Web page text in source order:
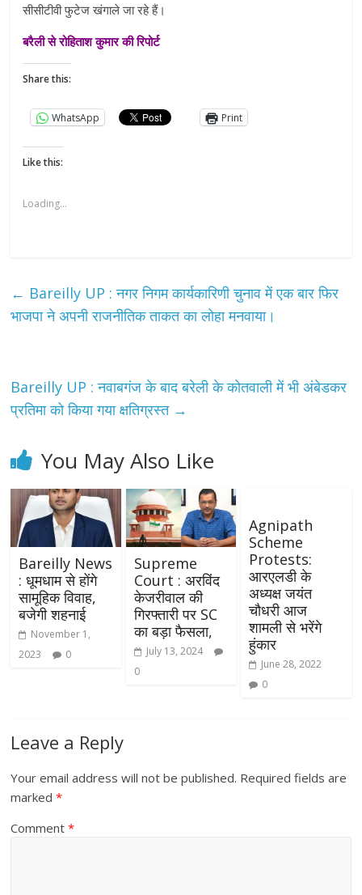
सीसीटीवी फुटेज खंगाले जा रहे हैं।
बरैली से रोहिताश कुमार की रिपोर्ट
Share this:
WhatsApp Print
Like this:
Loading...
← Bareilly UP : नगर निगम कार्यकारिणी चुनाव में एक बार फिर
भाजपा ने अपनी राजनीतिक ताकत का लोहा मनवाया।
Bareilly UP : नवाबगंज के बाद बरेली के कोतवाली में भी अंबेडकर
प्रतिमा को किया गया क्षतिग्रस्त →
You May Also Like
Bareilly News
: धूमधाम से होंगे
सामूहिक विवाह,
बजेगी शहनाई
November 1,
2023
0
Supreme
Court : अरविंद
केजरीवाल की
गिरफ्तारी पर SC
का बड़ा फैसला,
July 13, 2024
0
Agnipath
Scheme
Protests:
आरएलडी के
अध्यक्ष जयंत
चौधरी आज
शामली से भरेंगे
हुंकार
June 28, 2022
0
Leave a Reply
Your email address will not be published. Required fields are
marked*
Comment*